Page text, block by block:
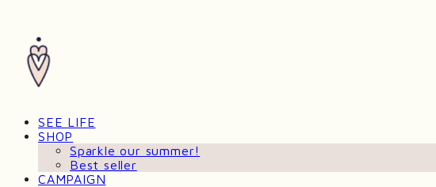
SEE LIFE
SHOP
Sparkle our summer!
Best seller
CAMPAIGN